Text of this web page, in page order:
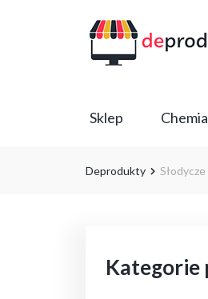
Sklep
Deprodukty Słodycze